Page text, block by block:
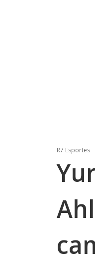
R7 Esportes